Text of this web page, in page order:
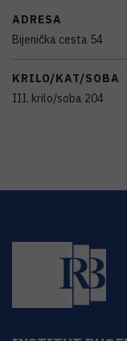
ADRESA
Bijenička cesta 54
KRILO/KAT/SOBA
III. krilo/soba 204